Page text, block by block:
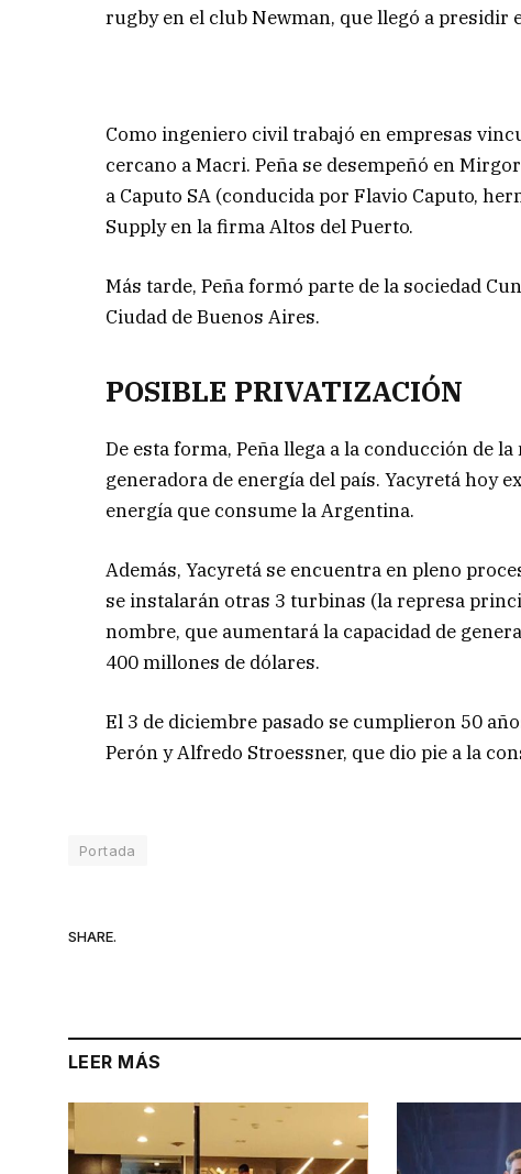
rugby en el club Newman, que llegó a presidir
Como ingeniero civil trabajó en empresas
cercano a Macri. Peña se desempeñó en
a Caputo SA (conducida por Flavio Caputo,
Supply en la firma Altos del Puerto.
Más tarde, Peña formó parte de la sociedad
Ciudad de Buenos Aires.
POSIBLE PRIVATIZACIÓN
De esta forma, Peña llega a la conducción de
generadora de energía del país. Yacyretá hoy
energía que consume la Argentina.
Además, Yacyretá se encuentra en pleno
se instalarán otras 3 turbinas (la represa
nombre, que aumentará la capacidad de
400 millones de dólares.
El 3 de diciembre pasado se cumplieron 50
Perón y Alfredo Stroessner, que dio pie a la
Portada
SHARE.
LEER MÁS